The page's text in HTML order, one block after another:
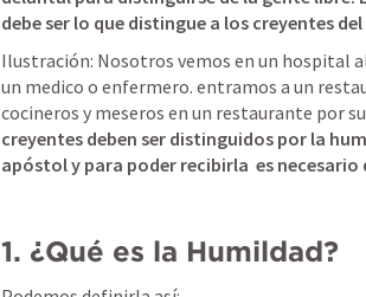
debe ser lo que distingue a los creyentes
Ilustración: Nosotros vemos en un hospital
un medico o enfermero. entramos a un
cocineros y meseros en un restaurante por
creyentes deben ser distinguidos por la
apóstol y para poder recibirla  es necesario
1. ¿Qué es la Humildad?